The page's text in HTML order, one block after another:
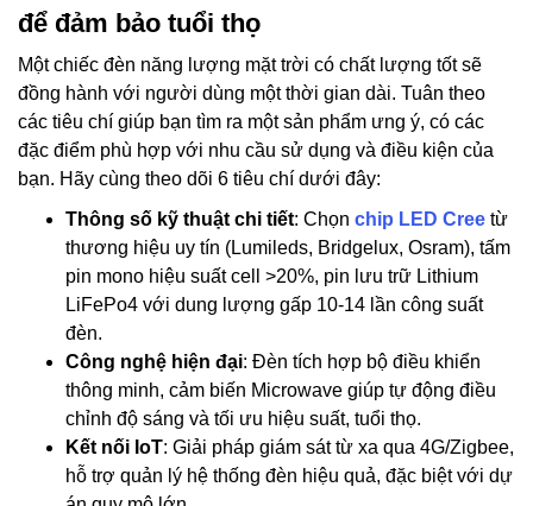
để đảm bảo tuổi thọ
Một chiếc đèn năng lượng mặt trời có chất lượng tốt sẽ
đồng hành với người dùng một thời gian dài. Tuân theo
các tiêu chí giúp bạn tìm ra một sản phẩm ưng ý, có các
đặc điểm phù hợp với nhu cầu sử dụng và điều kiện của
bạn. Hãy cùng theo dõi 6 tiêu chí dưới đây:
Thông số kỹ thuật chi tiết: Chọn chip LED Cree từ
thương hiệu uy tín (Lumileds, Bridgelux, Osram), tấm
pin mono hiệu suất cell >20%, pin lưu trữ Lithium
LiFePo4 với dung lượng gấp 10-14 lần công suất
đèn.
Công nghệ hiện đại: Đèn tích hợp bộ điều khiển
thông minh, cảm biến Microwave giúp tự động điều
chỉnh độ sáng và tối ưu hiệu suất, tuổi thọ.
Kết nối IoT: Giải pháp giám sát từ xa qua 4G/Zigbee,
hỗ trợ quản lý hệ thống đèn hiệu quả, đặc biệt với dự